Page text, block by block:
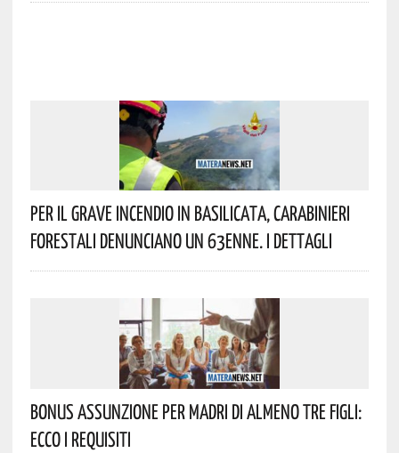
Per Il Grave Incendio In Basilicata, Carabinieri
Forestali Denunciano Un 63enne. I Dettagli
Bonus Assunzione Per Madri Di Almeno Tre Figli:
Ecco I Requisiti